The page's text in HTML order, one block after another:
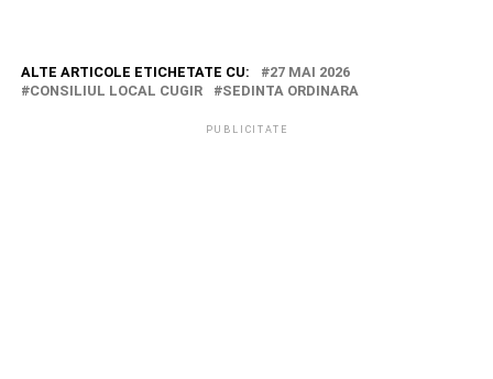
ALTE ARTICOLE ETICHETATE CU:
27 MAI 2026
CONSILIUL LOCAL CUGIR
SEDINTA ORDINARA
PUBLICITATE